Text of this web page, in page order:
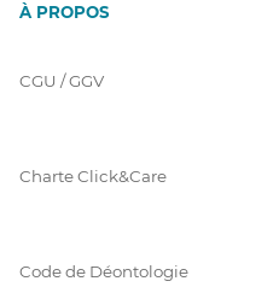
À PROPOS
CGU / GGV
Charte Click&Care
Code de Déontologie